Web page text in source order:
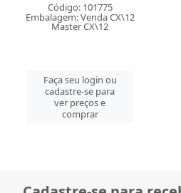
Código: 101775
Embalagem: Venda CX\12
Master CX\12
Faça seu login ou
cadastre-se para
ver preços e
comprar